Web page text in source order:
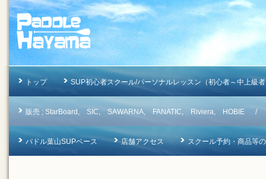
トップ SUP初心者スクール/パーソナルレッスン（初心者～中上級
販売 ; StarBoard, SIC, SAWARNA, FANATIC, Riviera, HOBIE /
パドル葉山SUPベース 店舗アクセス スクール予約・商品